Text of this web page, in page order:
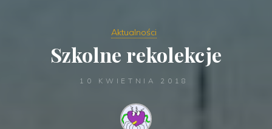
Aktualności
Szkolne rekolekcje
10 KWIETNIA 2018